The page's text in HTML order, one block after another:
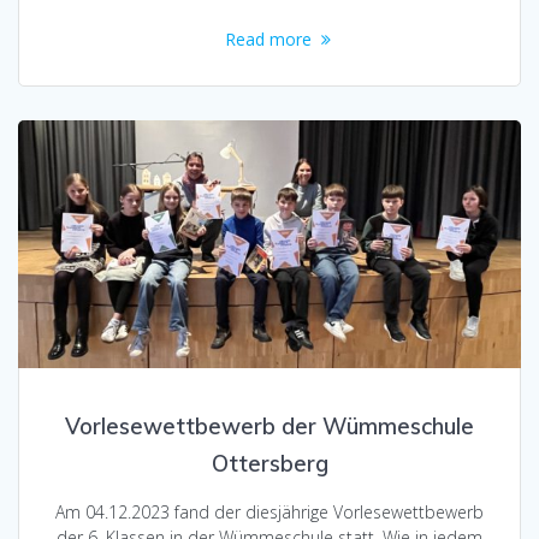
Read more
Vorlesewettbewerb der Wümmeschule
Ottersberg
Am 04.12.2023 fand der diesjährige Vorlesewettbewerb